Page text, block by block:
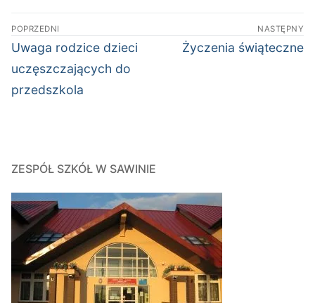
Nawigacja
wpisu
POPRZEDNI
Poprzedni
wpis:
Uwaga rodzice dzieci
uczęszczających do
przedszkola
NASTĘPNY
Następny
Życzenia świąteczne
ZESPÓŁ SZKÓŁ W SAWINIE